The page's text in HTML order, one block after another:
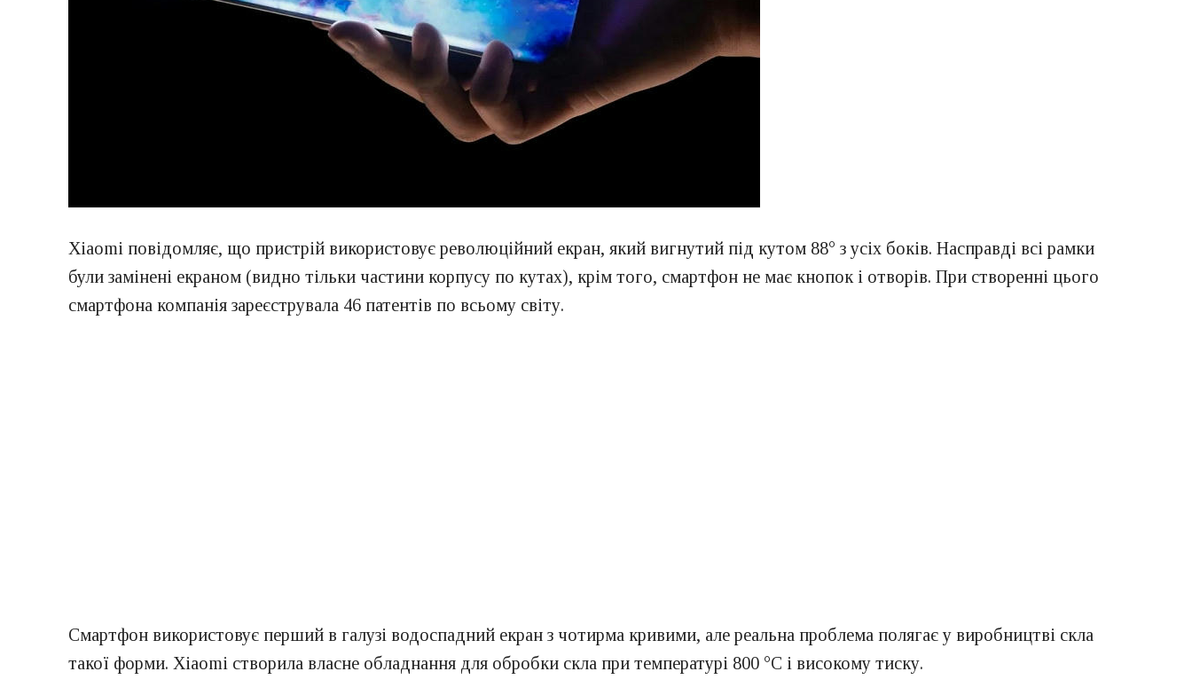
Xiaomi повідомляє, що пристрій використовує революційний екран, який вигнутий під кутом 88° з усіх боків. Насправді всі рамки
були замінені екраном (видно тільки частини корпусу по кутах), крім того, смартфон не має кнопок і отворів. При створенні цього
смартфона компанія зареєструвала 46 патентів по всьому світу.
Смартфон використовує перший в галузі водоспадний екран з чотирма кривими, але реальна проблема полягає у виробництві скла
такої форми. Xiaomi створила власне обладнання для обробки скла при температурі 800 °C і високому тиску.